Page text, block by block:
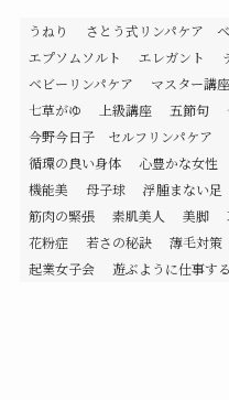
うねり さとう式リンパケア
エプソムソルト
エレガント
ベビーリンパケア
マスター講座
七草がゆ
上級講座 五節句
今野今日子 セルフリンパケア
循環の良い身体
心豊かな女性
機能美
母子球 浮腫まない足
筋肉の緊張
素肌美人 美脚
花粉症
若さの秘訣 薄毛対策
起業女子会
遊ぶように仕事する